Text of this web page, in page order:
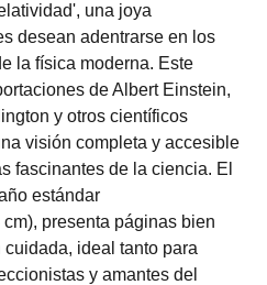
una joya
desean adentrarse en los
la física moderna. Este
de Albert Einstein,
y otros científicos
visión completa y accesible
fascinantes de la ciencia. El
estándar
presenta páginas bien
ideal tanto para
y amantes del